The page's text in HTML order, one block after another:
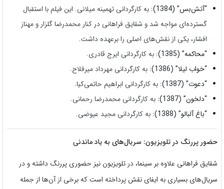
“آتش‌بس” (1384):
به کارگردانی تهمینه میلانی. این فیلم با استقبال
گسترده‌ای مواجه شد و شقایق فراهانی در کنار محمدرضا گلزار و مهناز
افشار، یکی از نقش‌های اصلی را برعهده داشت.
“محاکمه” (1385):
به کارگردانی ایرج قادری.
“خواب لیلا” (1386):
به کارگردانی مهرداد میرفلاح.
“دعوت” (1387):
به کارگردانی ابراهیم حاتمی‌کیا.
“دلخون” (1387):
به کارگردانی محمدرضا رحمانی.
“باغ آلبالو” (1388):
به کارگردانی مجید عیوضی.
حضور پررنگ در تلویزیون: سریال‌های به یاد ماندنی
شقایق فراهانی علاوه بر سینما، در تلویزیون نیز حضوری پررنگ داشته و در
سریال‌های بسیاری به ایفای نقش پرداخته است که برخی از آن‌ها از جمله